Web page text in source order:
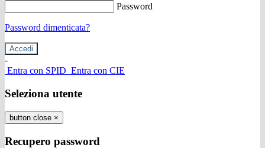
Password
Password dimenticata?
-
Entra con SPID Entra con CIE
Seleziona utente
button close ×
Recupero password